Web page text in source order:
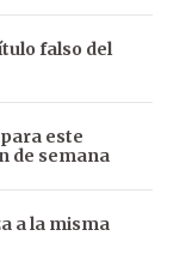
falso del
este
de semana
a la misma